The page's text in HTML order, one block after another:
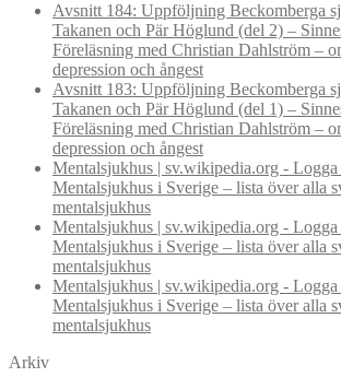
Avsnitt 184: Uppföljning Beckomberga
Takanen och Pär Höglund (del 2) –
Föreläsning med Christian Dahlström –
depression och ångest
Avsnitt 183: Uppföljning Beckomberga
Takanen och Pär Höglund (del 1) –
Föreläsning med Christian Dahlström –
depression och ångest
Mentalsjukhus | sv.wikipedia.org - Logga
Mentalsjukhus i Sverige – lista över alla
mentalsjukhus
Mentalsjukhus | sv.wikipedia.org - Logga
Mentalsjukhus i Sverige – lista över alla
mentalsjukhus
Mentalsjukhus | sv.wikipedia.org - Logga
Mentalsjukhus i Sverige – lista över alla
mentalsjukhus
Arkiv